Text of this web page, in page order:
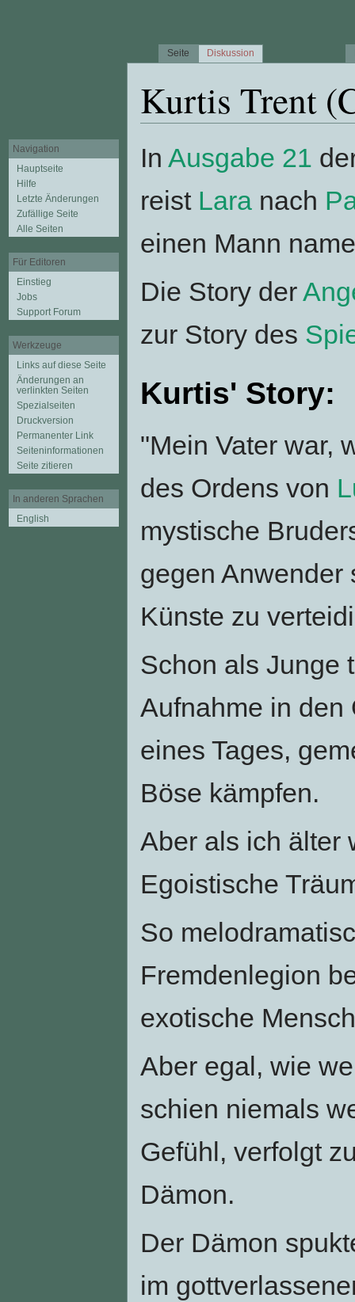
Kurtis Trent
In Ausgabe 21
reist Lara nach
einen Mann
Die Story der
zur Story des
Kurtis' Story:
"Mein Vater war,
des Ordens von
mystische
gegen Anwender
Künste zu
Schon als Junge
Aufnahme in den
eines Tages,
Böse kämpfen.
Aber als ich älter
Egoistische
So
Fremdenlegion
exotische
Aber egal, wie
schien niemals
Gefühl, verfolgt
Dämon.
Der Dämon
im
Seite Diskussion
Navigation
Hauptseite
Hilfe
Letzte Änderungen
Zufällige Seite
Alle Seiten
Für Editoren
Einstieg
Jobs
Support Forum
Werkzeuge
Links auf diese Seite
Änderungen an
verlinkten Seiten
Spezialseiten
Druckversion
Permanenter Link
Seiten­informationen
Seite zitieren
In anderen Sprachen
English